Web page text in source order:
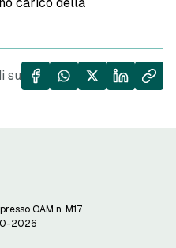
su
OAM n. M17
2026